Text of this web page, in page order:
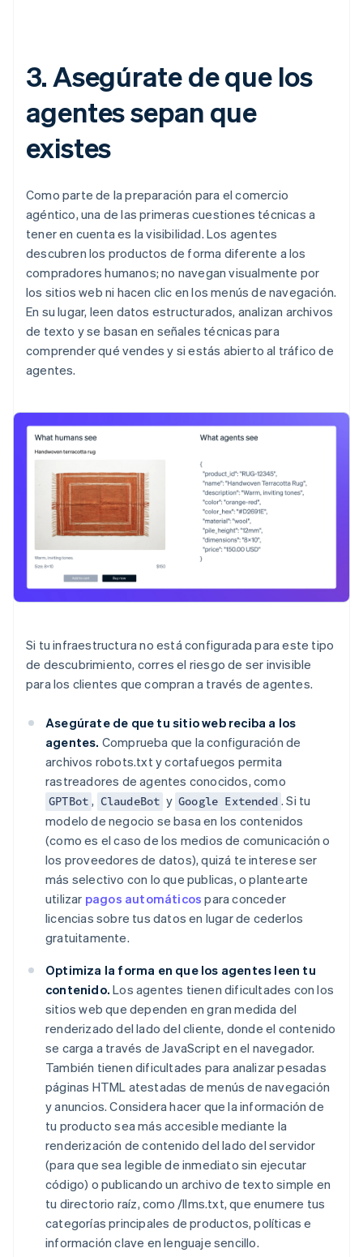
3. Asegúrate de que los
agentes sepan que
existes
Como parte de la preparación para el comercio
agéntico, una de las primeras cuestiones técnicas a
tener en cuenta es la visibilidad. Los agentes
descubren los productos de forma diferente a los
compradores humanos; no navegan visualmente por
los sitios web ni hacen clic en los menús de navegación.
En su lugar, leen datos estructurados, analizan archivos
de texto y se basan en señales técnicas para
comprender qué vendes y si estás abierto al tráfico de
agentes.
Si tu infraestructura no está configurada para este tipo
de descubrimiento, corres el riesgo de ser invisible
para los clientes que compran a través de agentes.
Asegúrate de que tu sitio web reciba a los
agentes. Comprueba que la configuración de
archivos robots.txt y cortafuegos permita
rastreadores de agentes conocidos, como
GPTBot , ClaudeBot y Google Extended . Si tu
modelo de negocio se basa en los contenidos
(como es el caso de los medios de comunicación o
los proveedores de datos), quizá te interese ser
más selectivo con lo que publicas, o plantearte
utilizar pagos automáticos para conceder
licencias sobre tus datos en lugar de cederlos
gratuitamente.
Optimiza la forma en que los agentes leen tu
contenido. Los agentes tienen dificultades con los
sitios web que dependen en gran medida del
renderizado del lado del cliente, donde el contenido
se carga a través de JavaScript en el navegador.
También tienen dificultades para analizar pesadas
páginas HTML atestadas de menús de navegación
y anuncios. Considera hacer que la información de
tu producto sea más accesible mediante la
renderización de contenido del lado del servidor
(para que sea legible de inmediato sin ejecutar
código) o publicando un archivo de texto simple en
tu directorio raíz, como /llms.txt, que enumere tus
categorías principales de productos, políticas e
información clave en lenguaje sencillo.